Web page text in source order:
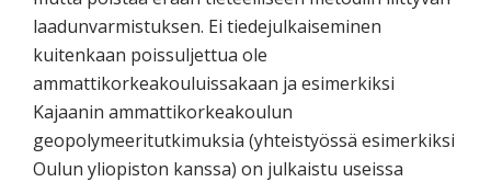
laadunvarmistuksen. Ei tiedejulkaiseminen
kuitenkaan poissuljettua ole
ammattikorkeakouluissakaan ja esimerkiksi
Kajaanin ammattikorkeakoulun
geopolymeeritutkimuksia (yhteistyössä esimerkiksi
Oulun yliopiston kanssa) on julkaistu useissa